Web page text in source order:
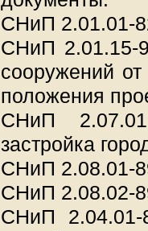
СНиП 2.01.01-
СНиП 2.01.15-
сооружений
положения
СНиП
застройка
СНиП 2.08.01-
СНиП 2.08.02-
СНиП 2.04.01-